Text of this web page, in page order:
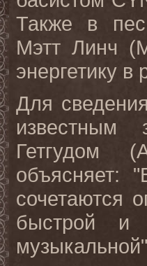
Также в
Мэтт Линч (
энергетику
Для
известным
Гетгудом (
объясняет:
сочетаются
быстрой и